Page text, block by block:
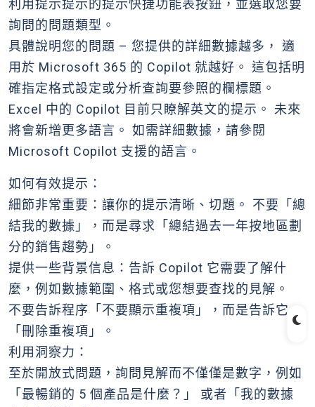
利用提示提示的提示快捷功能表按鈕，並選取您要
詢問的問題類型。
具體說明您的問題 – 您提供的詳細數據越多， 適
用於 Microsoft 365 的 Copilot 就越好。 這包括明
確指定格式設定或分析查詢要參照的欄標題。
Excel 中的 Copilot 目前只瞭解英文的提示。 未來
將會新增更多語言。 如需詳細數據，請參閱
Microsoft Copilot 支援的語言。
如何有效提示：
細節非常重要：讓你的提示清晰、切題。 不要「總
結我的數據」，而是尋求「總結過去一年按地區劃
分的銷售趨勢」。
提供一些背景信息：告訴 Copilot 它需要了解什
麼，例如數據範圍、格式或您想要查找的見解。
不要告訴程序「不要顯示重複項」，而是告訴它
「刪除重複項」。
利用洞察力：
至於開放式問題，詢問見解而不僅僅是數字，例如
「最暢銷的 5 個產品是什麼？」 或者「我的數據